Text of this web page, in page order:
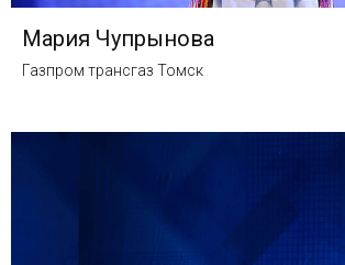
Мария Чупрынова
Газпром трансгаз Томск